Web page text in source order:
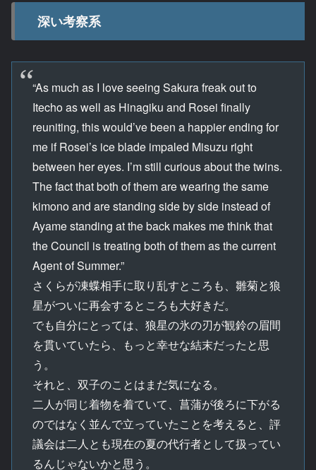
深い考察系
“As much as I love seeing Sakura freak out to
Itecho as well as Hinagiku and Rosei finally
reuniting, this would’ve been a happier ending for
me if Rosei’s ice blade impaled Misuzu right
between her eyes. I’m still curious about the twins.
The fact that both of them are wearing the same
kimono and are standing side by side instead of
Ayame standing at the back makes me think that
the Council is treating both of them as the current
Agent of Summer.”
さくらが凍蝶相手に取り乱すところも、雛菊と狼
星がついに再会するところも大好きだ。
でも自分にとっては、狼星の氷の刃が観鈴の眉間
を貫いていたら、もっと幸せな結末だったと思
う。
それと、双子のことはまだ気になる。
二人が同じ着物を着ていて、菖蒲が後ろに下がる
のではなく並んで立っていたことを考えると、評
議会は二人とも現在の夏の代行者として扱ってい
るんじゃないかと思う。